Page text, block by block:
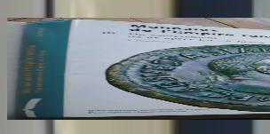
Catalogue Monnaies de
Tome 3. Jean Baptiste Giard
GIARD Jean Baptiste
80€